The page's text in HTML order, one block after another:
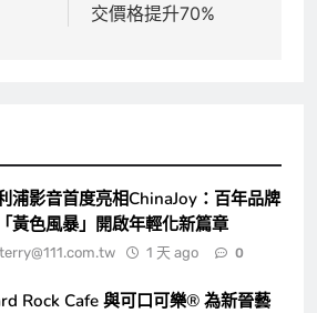
交價格提升70%
浦影音首度亮相ChinaJoy：百年品牌
黃色風暴」開啟年輕化新篇章
terry@111.com.tw 1 天 ago 0
Rock Cafe 與可口可樂® 為新晉藝